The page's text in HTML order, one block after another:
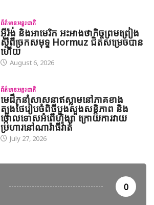
ព័ត៌មានអន្តរជាតិ
អ៊ីរ៉ង់ និងអាមេរិក អះអាងថាកិច្ចព្រមព្រៀង
ស្តីពីច្រកសមុទ្ទ Hormuz ជិតសម្រេចបាន
ហើយ
August 6, 2026
ព័ត៌មានអន្តរជាតិ
មេដឹកនាំសាសនាឥស្លាមនៅភាគខាង
ត្បូងថៃរៀបចំពិធីបួងសួងសន្តិភាព និង
ថ្កោលទោសអំពើហិង្សា ក្រោយការវាយ
ប្រហារនៅណារ៉ាធីវ៉ាត់
July 27, 2026
0